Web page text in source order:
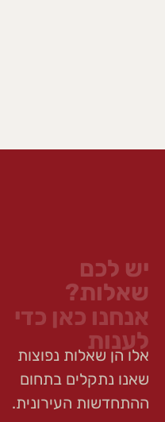
יש לכם
שאלות?
אנחנו כאן כדי
לענות
אלו הן שאלות נפוצות
שאנו נתקלים בתחום
ההתחדשות העירונית.